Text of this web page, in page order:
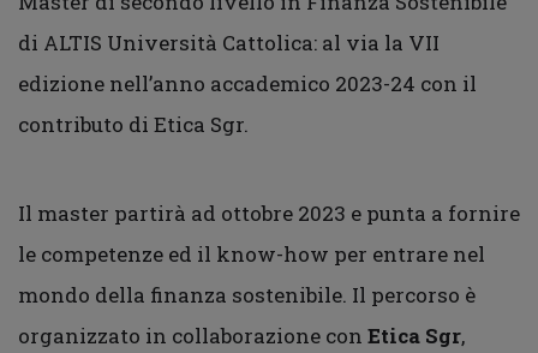
di ALTIS Università Cattolica: al via la VII
edizione nell’anno accademico 2023-24 con il
contributo di Etica Sgr.
Il master partirà ad ottobre 2023 e punta a fornire
le competenze ed il know-how per entrare nel
mondo della finanza sostenibile. Il percorso è
organizzato in collaborazione con Etica Sgr,